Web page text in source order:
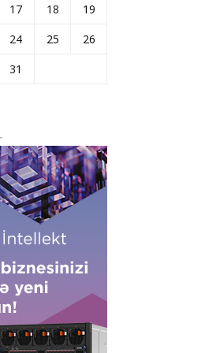
17 18
19
24 25
26
31